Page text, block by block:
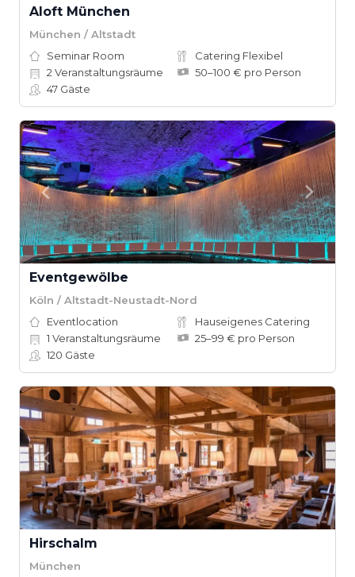
Aloft München
München / Altstadt
Seminar Room
Catering Flexibel
2 Veranstaltungsräume
50–100 € pro Person
47 Gäste
Eventgewölbe
Köln / Altstadt-Neustadt-Nord
Eventlocation
Hauseigenes Catering
1 Veranstaltungsräume
25–99 € pro Person
120 Gäste
Hirschalm
München